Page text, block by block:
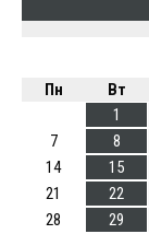
Пн
Вт
1
7
8
14
15
21
22
28
29